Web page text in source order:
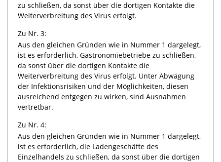
zu schließen, da sonst über die dortigen Kontakte die
Weiterverbreitung des Virus erfolgt.
Zu Nr. 3:
Aus den gleichen Gründen wie in Nummer 1 dargelegt,
ist es erforderlich, Gastronomiebetriebe zu schließen,
da sonst über die dortigen Kontakte die
Weiterverbreitung des Virus erfolgt. Unter Abwägung
der Infektionsrisiken und der Möglichkeiten, diesen
ausreichend entgegen zu wirken, sind Ausnahmen
vertretbar.
Zu Nr. 4:
Aus den gleichen Gründen wie in Nummer 1 dargelegt,
ist es erforderlich, die Ladengeschäfte des
Einzelhandels zu schließen, da sonst über die dortigen